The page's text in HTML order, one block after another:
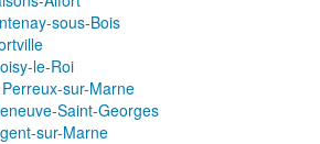
sous-Bois
le-Roi
sur-Marne
Saint-Georges
sur-Marne